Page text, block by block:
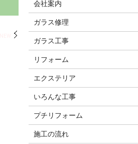
会社案内
ガラス修理
ガラス工事
リフォーム
エクステリア
いろんな工事
プチリフォーム
施工の流れ